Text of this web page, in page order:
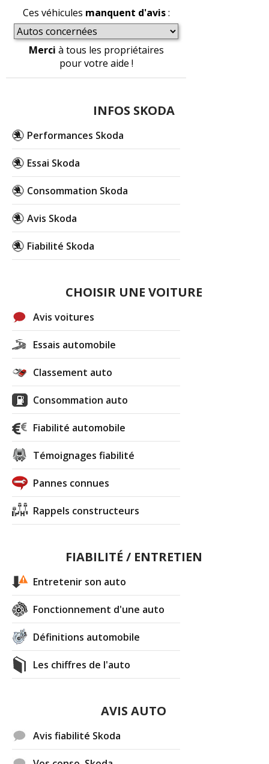
Ces véhicules manquent d'avis:
Merci à tous les propriétaires
pour votre aide !
INFOS SKODA
Performances Skoda
Essai Skoda
Consommation Skoda
Avis Skoda
Fiabilité Skoda
CHOISIR UNE VOITURE
Avis voitures
Essais automobile
Classement auto
Consommation auto
Fiabilité automobile
Témoignages fiabilité
Pannes connues
Rappels constructeurs
FIABILITÉ / ENTRETIEN
Entretenir son auto
Fonctionnement d'une auto
Définitions automobile
Les chiffres de l'auto
AVIS AUTO
Avis fiabilité Skoda